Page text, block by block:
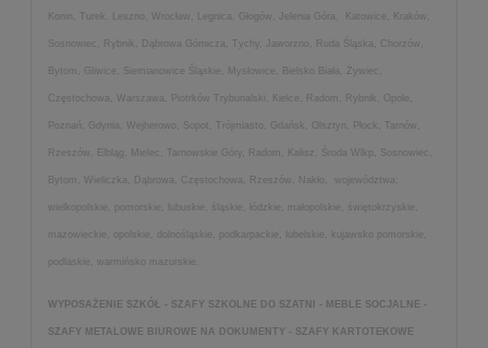
Konin, Turek, Leszno, Wrocław, Legnica, Głogów, Jelenia Góra, Katowice, Kraków,
Sosnowiec, Rybnik, Dąbrowa Górnicza, Tychy, Jaworzno, Ruda Śląska, Chorzów,
Bytom, Gliwice, Siemianowice Śląskie, Mysłowice, Bielsko Biała, Żywiec,
Częstochowa, Warszawa, Piotrków Trybunalski, Kielce, Radom, Rybnik, Opole,
Poznań, Gdynia, Wejherowo, Sopot, Trójmiasto, Gdańsk, Olsztyn, Płock, Tarnów,
Rzeszów, Elbląg, Mielec, Tarnowskie Góry, Radom, Kalisz, Środa Wlkp, Sosnowiec,
Bytom, Wieliczka, Dąbrowa, Częstochowa, Rzeszów, Nakło, województwa:
wielkopolskie, pomorskie, lubuskie, śląskie, łódzkie, małopolskie, świętokrzyskie,
mazowieckie, opolskie, dolnośląskie, podkarpackie, lubelskie, kujawsko pomorskie,
podlaskie, warmińsko mazurskie.
WYPOSAŻENIE SZKÓŁ - SZAFY SZKOLNE DO SZATNI - MEBLE SOCJALNE -
SZAFY METALOWE BIUROWE NA DOKUMENTY - SZAFY KARTOTEKOWE